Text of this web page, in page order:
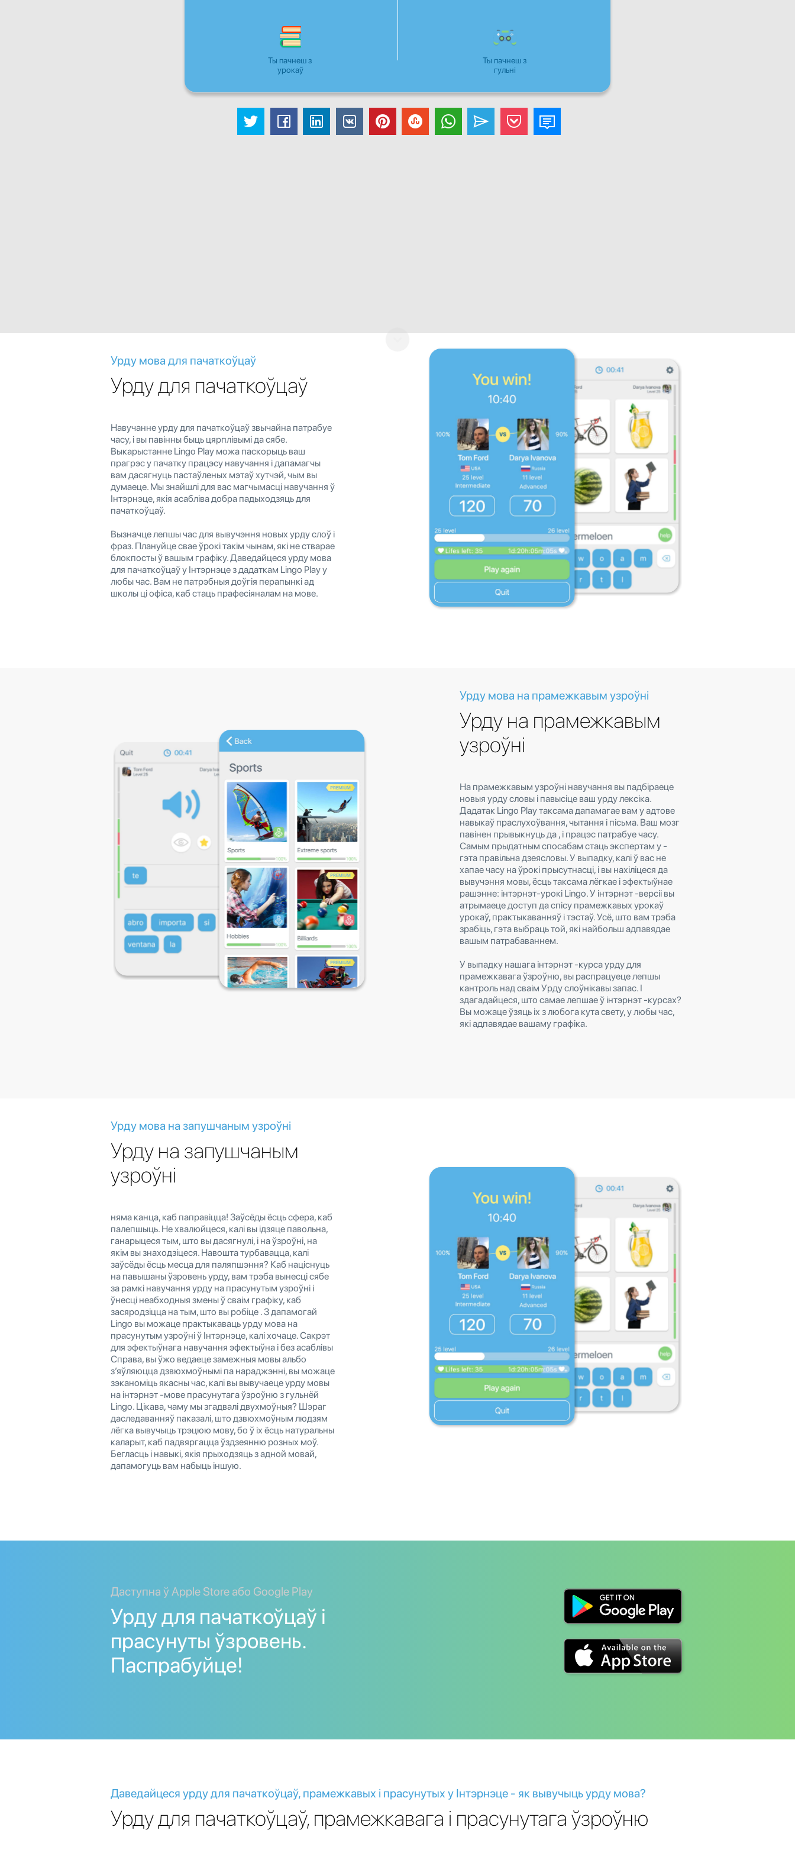
Ты пачнеш з
урокаў
Ты пачнеш з
гульні
Урду мова для пачаткоўцаў
Урду для пачаткоўцаў
Навучанне урду для пачаткоўцаў звычайна патрабуе
часу, і вы павінны быць цярплівымі да сябе.
Выкарыстанне Lingo Play можа паскорыць ваш
прагрэс у пачатку працэсу навучання і дапамагчы
вам дасягнуць пастаўленых мэтаў хутчэй, чым вы
думаеце. Мы знайшлі для вас магчымасці навучання ў
Інтэрнэце, якія асабліва добра падыходзяць для
пачаткоўцаў.
Вызначце лепшы час для вывучэння новых урду слоў і
фраз. Плануйце свае ўрокі такім чынам, які не стварае
блокпосты ў вашым графіку. Даведайцеся урду мова
для пачаткоўцаў у Інтэрнэце з дадаткам Lingo Play у
любы час. Вам не патрэбныя доўгія перапынкі ад
школы ці офіса, каб стаць прафесіяналам на мове.
Урду мова на прамежкавым узроўні
Урду на прамежкавым
узроўні
На прамежкавым узроўні навучання вы падбіраеце
новыя урду словы і павысіце ваш урду лексіка.
Дадатак Lingo Play таксама дапамагае вам у адтове
навыкаў праслухоўвання, чытання і пісьма. Ваш мозг
павінен прывыкнуць да , і працэс патрабуе часу.
Самым прыдатным спосабам стаць экспертам у -
гэта правільна дзеясловы. У выпадку, калі ў вас не
хапае часу на ўрокі прысутнасці, і вы нахіліцеся да
вывучэння мовы, ёсць таксама лёгкае і эфектыўнае
рашэнне: інтэрнэт-урокі Lingo. У інтэрнэт -версіі вы
атрымаеце доступ да спісу прамежкавых урокаў
урокаў, практыкаванняў і тэстаў. Усё, што вам трэба
зрабіць, гэта выбраць той, які найбольш адпавядае
вашым патрабаваннем.
У выпадку нашага інтэрнэт -курса урду для
прамежкавага ўзроўню, вы распрацуеце лепшы
кантроль над сваім Урду слоўнікавы запас. І
здагадайцеся, што самае лепшае ў інтэрнэт -курсах?
Вы можаце ўзяць іх з любога кута свету, у любы час,
які адпавядае вашаму графіка.
Урду мова на запушчаным узроўні
Урду на запушчаным
узроўні
няма канца, каб паправіцца! Заўсёды ёсць сфера, каб
палепшыць. Не хвалюйцеся, калі вы ідзяце павольна,
ганарыцеся тым, што вы дасягнулі, і на ўзроўні, на
якім вы знаходзіцеся. Навошта турбавацца, калі
заўсёды ёсць месца для паляпшэння? Каб націснуць
на павышаны ўзровень урду, вам трэба вынесці сябе
за рамкі навучання урду на прасунутым узроўні і
ўнесці неабходныя змены ў сваім графіку, каб
засяродзіцца на тым, што вы робіце . З дапамогай
Lingo вы можаце практыкаваць урду мова на
прасунутым узроўні ў Інтэрнэце, калі хочаце. Сакрэт
для эфектыўнага навучання эфектыўна і без асаблівы
Справа, вы ўжо ведаеце замежныя мовы альбо
з’яўляюцца дзвюхмоўнымі па нараджэнні, вы можаце
зэканоміць якасны час, калі вы вывучаеце урду мовы
на інтэрнэт -мове прасунутага ўзроўню з гульнёй
Lingo. Цікава, чаму мы згадвалі двухмоўныя? Шэраг
даследаванняў паказалі, што дзвюхмоўным людзям
лёгка вывучыць трэцюю мову, бо ў іх ёсць натуральны
каларыт, каб падвяргацца ўздзеянню розных моў.
Бегласць і навыкі, якія прыходзяць з адной мовай,
дапамогуць вам набыць іншую.
Даступна ў Apple Store або Google Play
Урду для пачаткоўцаў і
прасунуты ўзровень.
Паспрабуйце!
Даведайцеся урду для пачаткоўцаў, прамежкавых і прасунутых у Інтэрнэце - як вывучыць урду мова?
Урду для пачаткоўцаў, прамежкавага і прасунутага ўзроўню